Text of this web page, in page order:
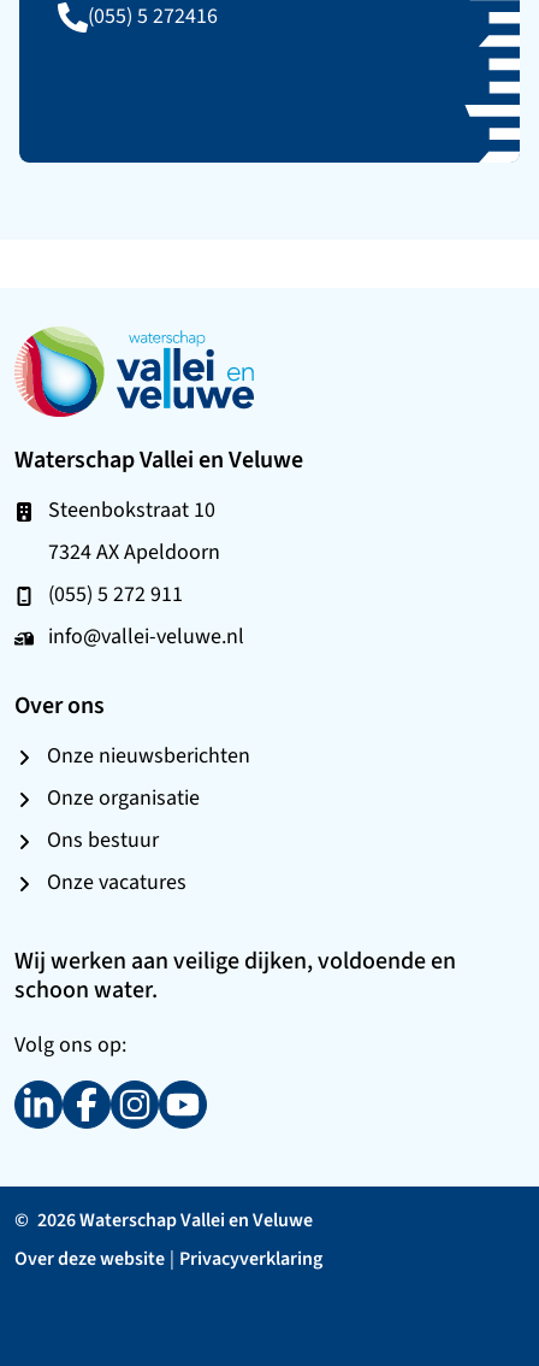
(055) 5 272416
Waterschap Vallei en Veluwe
Steenbokstraat 10
7324 AX Apeldoorn
(055) 5 272 911
info@vallei-veluwe.nl
Over ons
Onze nieuwsberichten
Onze organisatie
Ons bestuur
Onze vacatures
Wij werken aan veilige dijken, voldoende en
schoon water.
Volg ons op:
© 2026 Waterschap Vallei en Veluwe
Over deze website | Privacyverklaring